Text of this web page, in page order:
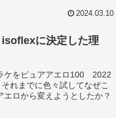
2024.03.10
に決定した理
ケをピュアアエロ100 2022
れまでに色々試してなぜこ
ロから変えようとしたか？